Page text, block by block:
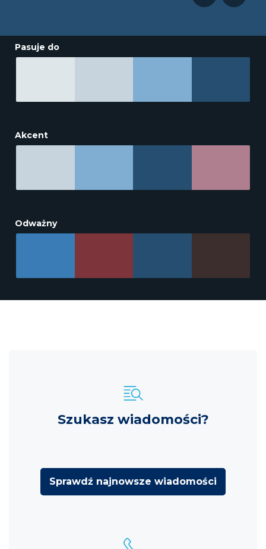
Pasuje do
Akcent
Odważny
Szukasz wiadomości?
Sprawdź najnowsze wiadomości